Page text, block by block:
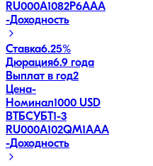
RU000A1082P6AAA
-Доходность
Ставка6.25%
Дюрация6.9 года
Выплат в год2
Цена-
Номинал1000 USD
ВТБСУБТ1-3
RU000A102QM1AAA
-Доходность